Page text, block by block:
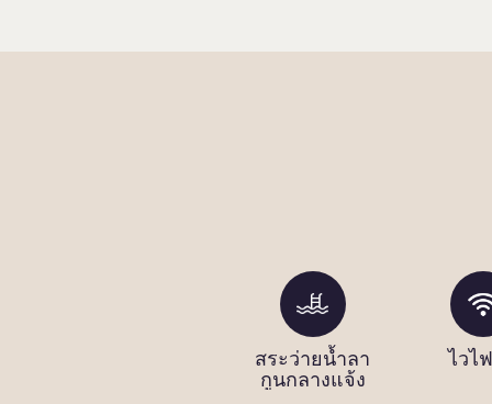
สระว่ายน้ำลา
กูนกลางแจ้ง
ไวไ